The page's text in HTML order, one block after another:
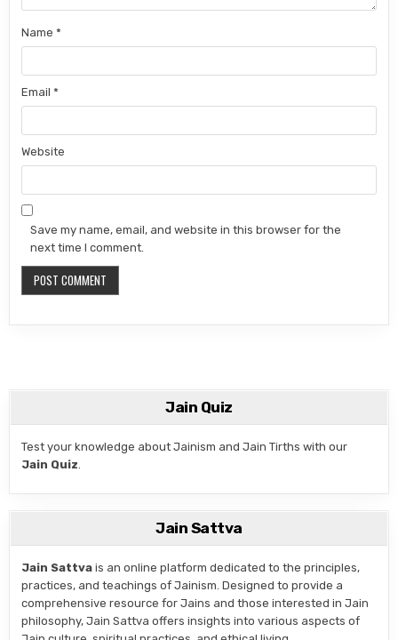
Name*
Email*
Website
Save my name, email, and website in this browser for the
next time I comment.
Jain Quiz
Test your knowledge about Jainism and Jain Tirths with our
Jain Quiz
Jain Sattva
Jain Sattva is an online platform dedicated to the principles,
practices, and teachings of Jainism. Designed to provide a
comprehensive resource for Jains and those interested in Jain
philosophy, Jain Sattva offers insights into various aspects of